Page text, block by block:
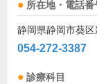
所在地・電話番
静岡県静岡市葵
054-272-3387
診療科目